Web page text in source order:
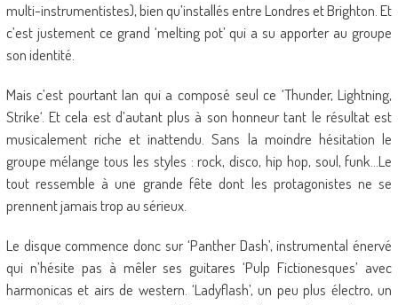
multi-instrumentistes), bien qu’installés entre Londres et Brighton. Et
c’est justement ce grand ‘melting pot’ qui a su apporter au groupe
son identité.
Mais c’est pourtant Ian qui a composé seul ce ‘Thunder, Lightning,
Strike‘. Et cela est d’autant plus à son honneur tant le résultat est
musicalement riche et inattendu. Sans la moindre hésitation le
groupe mélange tous les styles : rock, disco, hip hop, soul, funk…Le
tout ressemble à une grande fête dont les protagonistes ne se
prennent jamais trop au sérieux.
Le disque commence donc sur ‘Panther Dash’, instrumental énervé
qui n’hésite pas à mêler ses guitares ‘Pulp Fictionesques’ avec
harmonicas et airs de western. ‘Ladyflash’, un peu plus électro, un